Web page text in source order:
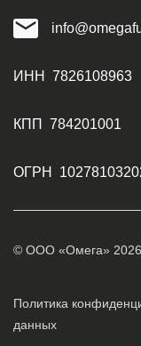
ИНН 7826108963
КПП 784201001
ОГРН
© ООО «Омега» 2026
Политика
данных